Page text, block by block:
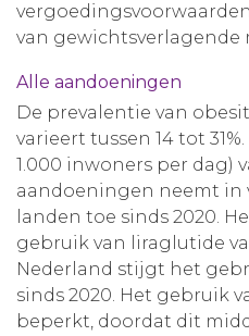
vergoedingsvoorwaarden
van gewichtsverlagende
Alle aandoeningen
De prevalentie van
varieert tussen 14 tot
1.000 inwoners per dag)
aandoeningen neemt in
landen toe sinds 2020.
gebruik van liraglutide
Nederland stijgt het
sinds 2020. Het gebruik
beperkt, doordat dit